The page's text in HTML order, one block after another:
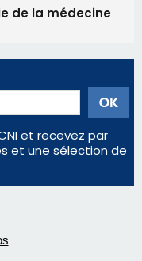
de la médecine
et recevez par
et une sélection de